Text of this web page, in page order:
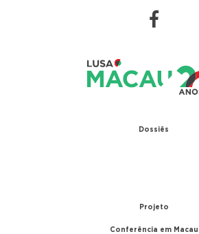
Dossiês
Projeto
Conferência em Macau